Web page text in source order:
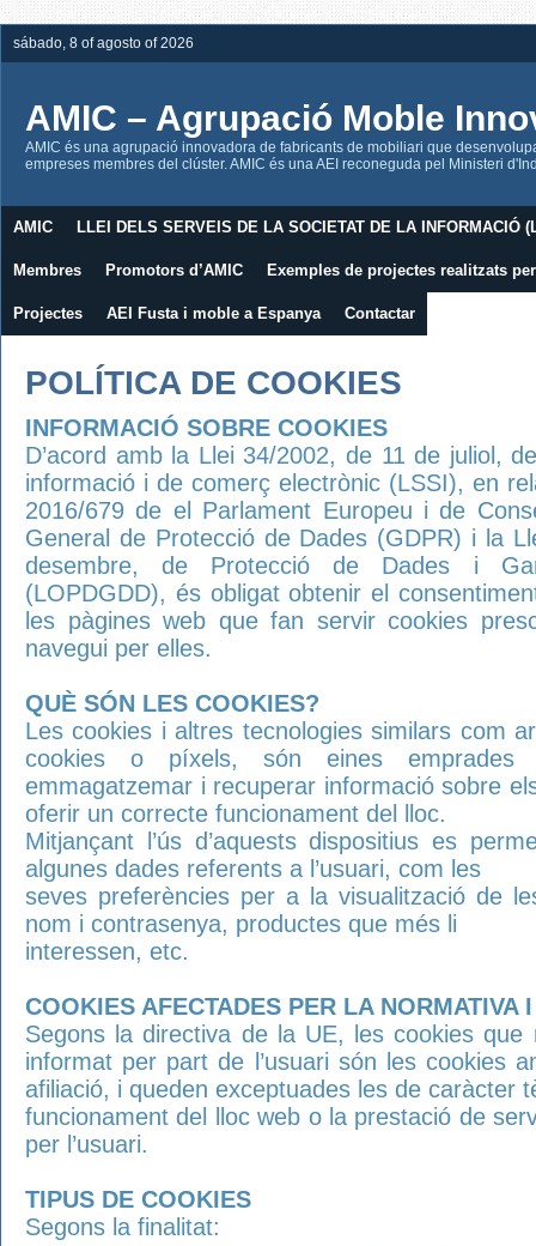
sábado, 8 of agosto of 2026
AMIC – Agrupació Moble
AMIC és una agrupació innovadora de fabricants de mobiliari que
empreses membres del clúster. AMIC és una AEI reconeguda pel Ministeri
AMIC LLEI DELS SERVEIS DE LA SOCIETAT DE LA INFORMACIÓ
Membres Promotors d’AMIC Exemples de projectes realitzats
Projectes AEI Fusta i moble a Espanya Contactar
POLÍTICA DE COOKIES
INFORMACIÓ SOBRE COOKIES
D’acord amb la Llei 34/2002, de 11 de juliol,
informació i de comerç electrònic (LSSI), en
2016/679 de el Parlament Europeu i de
General de Protecció de Dades (GDPR) i la
desembre, de Protecció de Dades i
(LOPDGDD), és obligat obtenir el
les pàgines web que fan servir cookies
navegui per elles.
QUÈ SÓN LES COOKIES?
Les cookies i altres tecnologies similars com
cookies o píxels, són eines emprades
emmagatzemar i recuperar informació sobre
oferir un correcte funcionament del lloc.
Mitjançant l’ús d’aquests dispositius es
algunes dades referents a l’usuari, com les
seves preferències per a la visualització de
nom i contrasenya, productes que més li
interessen, etc.
COOKIES AFECTADES PER LA NORMATIVA
Segons la directiva de la UE, les cookies que
informat per part de l’usuari són les cookies
afiliació, i queden exceptuades les de caràcter
funcionament del lloc web o la prestació de
per l’usuari.
TIPUS DE COOKIES
Segons la finalitat: